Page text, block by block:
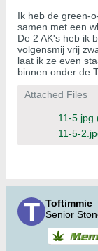
Ik heb de green-
samen met een
De 2 AK's heb ik
volgensmij vrij
laat ik ze even
binnen onder de
Attached Files
11-5.jpg
11-5-
Toftimmie
Senior